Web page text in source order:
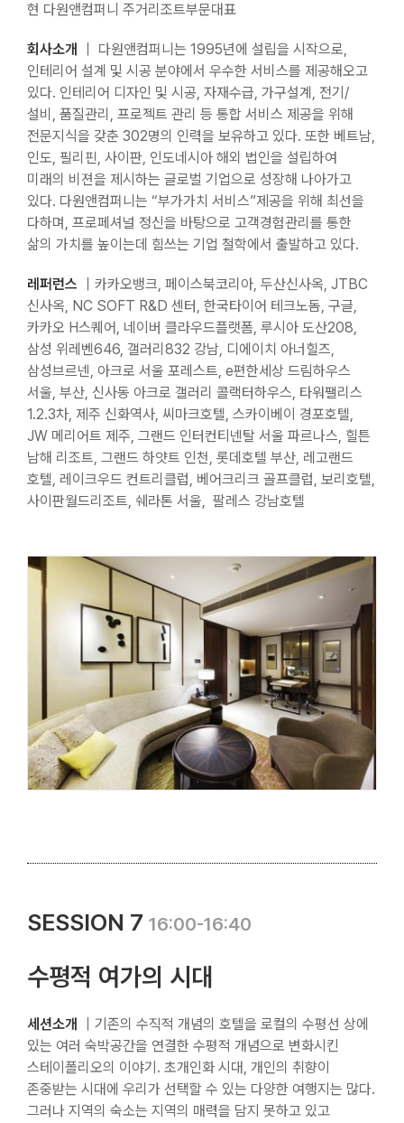
현 다원앤컴퍼니 주거리조트부문대표
회사소개
｜ 다원앤컴퍼니는 1995년에 설립을 시작으로,
인테리어 설계 및 시공 분야에서 우수한 서비스를 제공해오고
있다. 인테리어 디자인 및 시공, 자재수급, 가구설계, 전기/
설비, 품질관리, 프로젝트 관리 등 통합 서비스 제공을 위해
전문지식을 갖춘 302명의 인력을 보유하고 있다. 또한 베트남,
인도, 필리핀, 사이판, 인도네시아 해외 법인을 설립하여
미래의 비젼을 제시하는 글로벌 기업으로 성장해 나아가고
있다. 다원앤컴퍼니는 “부가가치 서비스”제공을 위해 최선을
다하며, 프로페셔널 정신을 바탕으로 고객경험관리를 통한
삶의 가치를 높이는데 힘쓰는 기업 철학에서 출발하고 있다.
레퍼런스
｜카카오뱅크, 페이스북코리아, 두산신사옥, JTBC
신사옥, NC SOFT R&D 센터, 한국타이어 테크노돔, 구글,
카카오 H스퀘어, 네이버 클라우드플랫폼, 루시아 도산208,
삼성 위레벤646, 갤러리832 강남, 디에이치 아너힐즈,
삼성브르넨, 아크로 서울 포레스트, e편한세상 드림하우스
서울, 부산, 신사동 아크로 갤러리 콜랙터하우스, 타워팰리스
1.2.3차, 제주 신화역사, 씨마크호텔, 스카이베이 경포호텔,
JW 메리어트 제주, 그랜드 인터컨티넨탈 서울 파르나스, 힐튼
남해 리조트, 그랜드 하얏트 인천, 롯데호텔 부산, 레고랜드
호텔, 레이크우드 컨트리클럽, 베어크리크 골프클럽, 보리호텔,
사이판월드리조트, 쉐라톤 서울, 팔레스 강남호텔
SESSION 7 16:00-16:40
수평적 여가의 시대
세션소개
｜기존의 수직적 개념의 호텔을 로컬의 수평선 상에
있는 여러 숙박공간을 연결한 수평적 개념으로 변화시킨
스테이폴리오의 이야기. 초개인화 시대, 개인의 취향이
존중받는 시대에 우리가 선택할 수 있는 다양한 여행지는 많다.
그러나 지역의 숙소는 지역의 매력을 담지 못하고 있고